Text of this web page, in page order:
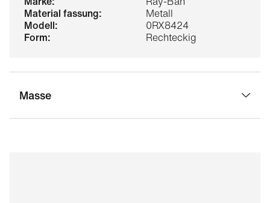
material fassung:
Metall
modell:
0RX8424
form:
Rechteckig
Masse